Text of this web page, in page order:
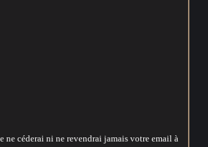
ne céderai ni ne revendrai jamais votre email à